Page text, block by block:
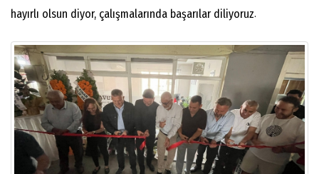
hayırlı olsun diyor, çalışmalarında başarılar diliyoruz.